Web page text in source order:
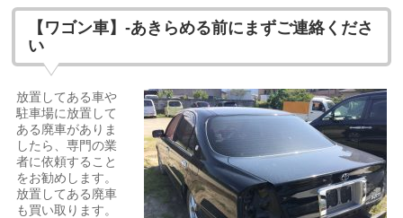
【ワゴン車】-あきらめる前にまずご連絡くださ
い
放置してある車や
駐車場に放置して
ある廃車がありま
したら、専門の業
者に依頼すること
をお勧めします。
放置してある廃車
も買い取ります。